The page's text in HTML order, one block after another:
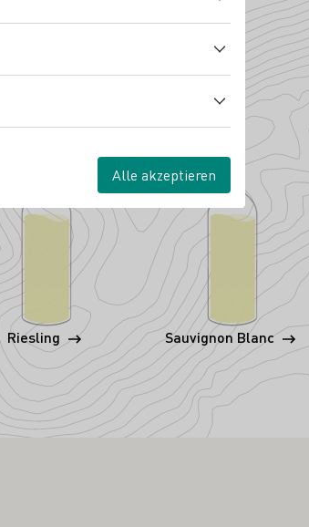
Riesling Sauvignon Blanc
Alle akzeptieren